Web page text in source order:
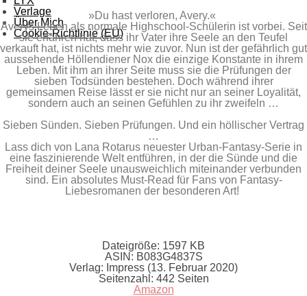
Verlage
Über Mich
Cookie-Richtlinie (EU)
»Du hast verloren, Avery.«
Averys Leben als normale Highschool-Schülerin ist vorbei. Seit
sie erfahren hat, dass ihr Vater ihre Seele an den Teufel
verkauft hat, ist nichts mehr wie zuvor. Nun ist der gefährlich gut
aussehende Höllendiener Nox die einzige Konstante in ihrem
Leben. Mit ihm an ihrer Seite muss sie die Prüfungen der
sieben Todsünden bestehen. Doch während ihrer
gemeinsamen Reise lässt er sie nicht nur an seiner Loyalität,
sondern auch an seinen Gefühlen zu ihr zweifeln …
Sieben Sünden. Sieben Prüfungen. Und ein höllischer Vertrag
…
Lass dich von Lana Rotarus neuester Urban-Fantasy-Serie in
eine faszinierende Welt entführen, in der die Sünde und die
Freiheit deiner Seele unausweichlich miteinander verbunden
sind. Ein absolutes Must-Read für Fans von Fantasy-
Liebesromanen der besonderen Art!
Dateigröße: 1597 KB
ASIN: B083G4837S
Verlag: Impress (13. Februar 2020)
Seitenzahl: 442 Seiten
Amazon